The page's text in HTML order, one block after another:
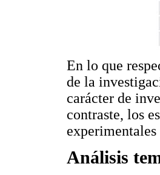
En lo que
de la
carácter de
contraste, los
Análisis